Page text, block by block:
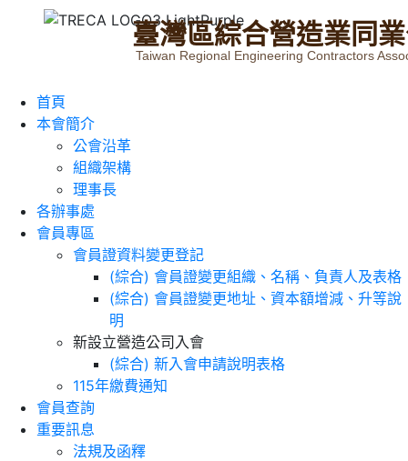
臺灣區綜合營造業同業
Taiwan Regional Engineering Contractors
首頁
本會簡介
公會沿革
組織架構
理事長
各辦事處
會員專區
會員證資料變更登記
(綜合) 會員證變更組織、名稱、負責人及表格
(綜合) 會員證變更地址、資本額增減、升等說
明
新設立營造公司入會
(綜合) 新入會申請說明表格
115年繳費通知
會員查詢
重要訊息
法規及函釋